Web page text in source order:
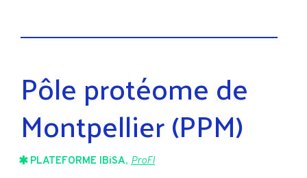
Pôle protéome de
Montpellier (PPM)
PLATEFORME IBiSA, ProFI